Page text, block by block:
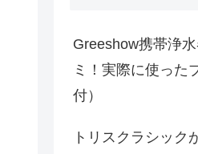
Greeshow携帯浄
ミ！実際に使った
付）
トリスクラシック